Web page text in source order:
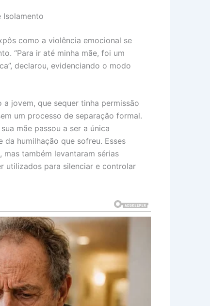
Isolamento
como a violência emocional se
“Para ir até minha mãe, foi um
declarou, evidenciando o modo
jovem, que sequer tinha permissão
um processo de separação formal.
mãe passou a ser a única
humilhação que sofreu. Esses
também levantaram sérias
utilizados para silenciar e controlar